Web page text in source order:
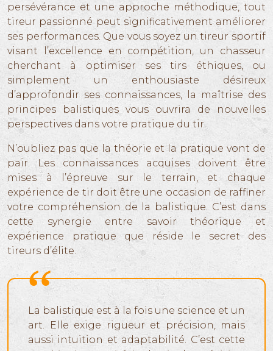
persévérance et une approche méthodique, tout
tireur passionné peut significativement améliorer
ses performances. Que vous soyez un tireur sportif
visant l’excellence en compétition, un chasseur
cherchant à optimiser ses tirs éthiques, ou
simplement un enthousiaste désireux
d’approfondir ses connaissances, la maîtrise des
principes balistiques vous ouvrira de nouvelles
perspectives dans votre pratique du tir.
N’oubliez pas que la théorie et la pratique vont de
pair. Les connaissances acquises doivent être
mises à l’épreuve sur le terrain, et chaque
expérience de tir doit être une occasion de raffiner
votre compréhension de la balistique. C’est dans
cette synergie entre savoir théorique et
expérience pratique que réside le secret des
tireurs d’élite.
La balistique est à la fois une science et un
art. Elle exige rigueur et précision, mais
aussi intuition et adaptabilité. C’est cette